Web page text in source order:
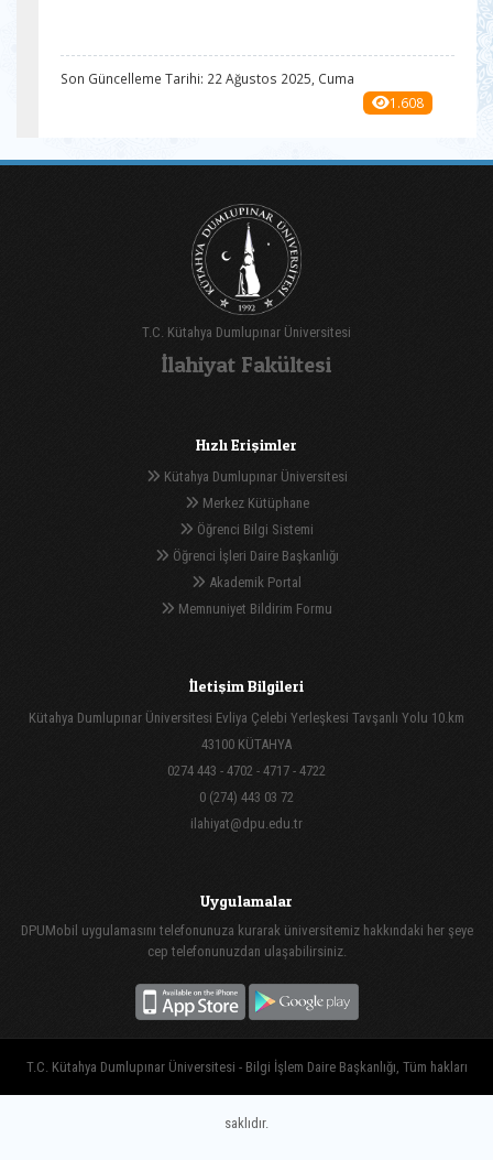
Son Güncelleme Tarihi: 22 Ağustos 2025, Cuma
1.608
T.C. Kütahya Dumlupınar Üniversitesi
İlahiyat Fakültesi
Hızlı Erişimler
Kütahya Dumlupınar Üniversitesi
Merkez Kütüphane
Öğrenci Bilgi Sistemi
Öğrenci İşleri Daire Başkanlığı
Akademik Portal
Memnuniyet Bildirim Formu
İletişim Bilgileri
Kütahya Dumlupınar Üniversitesi Evliya Çelebi Yerleşkesi Tavşanlı Yolu 10.km
43100 KÜTAHYA
0274 443 - 4702 - 4717 - 4722
0 (274) 443 03 72
ilahiyat@dpu.edu.tr
Uygulamalar
DPUMobil uygulamasını telefonunuza kurarak üniversitemiz hakkındaki her şeye
cep telefonunuzdan ulaşabilirsiniz.
T.C. Kütahya Dumlupınar Üniversitesi - Bilgi İşlem Daire Başkanlığı, Tüm hakları
saklıdır.